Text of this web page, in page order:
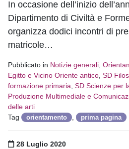
In occasione dell’inizio
Dipartimento di Civiltà e
organizza dodici incontri di
matricole…
Pubblicato in Notizie generali,
Egitto e Vicino Oriente antico, SD
formazione primaria, SD Scienze per
Produzione Multimediale e
delle arti
Tag
orientamento , prima pagina
Pubblicato il
28 Luglio 2020